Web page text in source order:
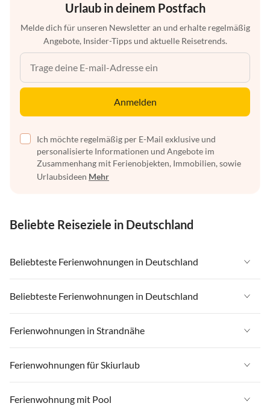
Urlaub in deinem Postfach
Melde dich für unseren Newsletter an und erhalte regelmäßig
Angebote, Insider-Tipps und aktuelle Reisetrends.
Anmelden
Ich möchte regelmäßig per E-Mail exklusive und
personalisierte Informationen und Angebote im
Zusammenhang mit Ferienobjekten, Immobilien, sowie
Urlaubsideen Mehr
Beliebte Reiseziele in Deutschland
Beliebteste Ferienwohnungen in Deutschland
Ferienwohnungen in Deutschland
Ferienwohnungen in Ostsee
Ferienwohnungen in Nordsee
Ferienwohnungen in Mecklenburg-Vorpommern
Ferienwohnungen in Niedersachsen
Beliebteste Ferienwohnungen in Deutschland
Ferienwohnungen in Deutschland
Ferienwohnungen in Ostsee
Ferienwohnungen in Nordsee
Ferienwohnungen in Strandnähe
Ferienwohnungen in Strandnähe in Deutschland
Ferienwohnungen in Strandnähe in Ostsee
Ferienwohnungen in Strandnähe in Nordsee
Ferienwohnungen für Skiurlaub
Ferienwohnungen für Skiurlaub in Deutschland
Ferienwohnung mit Pool